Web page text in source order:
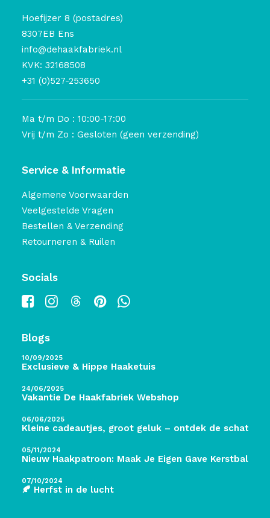
Hoefijzer 8 (postadres)
8307EB Ens
info@dehaakfabriek.nl
KVK: 32168508
+31 (0)527-253650
Ma t/m Do : 10:00-17:00
Vrij t/m Zo : Gesloten (geen verzending)
Service & Informatie
Algemene Voorwaarden
Veelgestelde Vragen
Bestellen & Verzending
Retourneren & Ruilen
Socials
Blogs
10/09/2025
Exclusieve & Hippe Haaketuis
24/06/2025
Vakantie De Haakfabriek Webshop
06/06/2025
Kleine cadeautjes, groot geluk – ontdek de schatten
05/11/2024
Nieuw Haakpatroon: Maak Je Eigen Gave Kerstballen!
07/10/2024
🍂 Herfst in de lucht